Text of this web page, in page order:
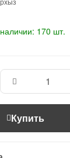
170 шт.
Купить